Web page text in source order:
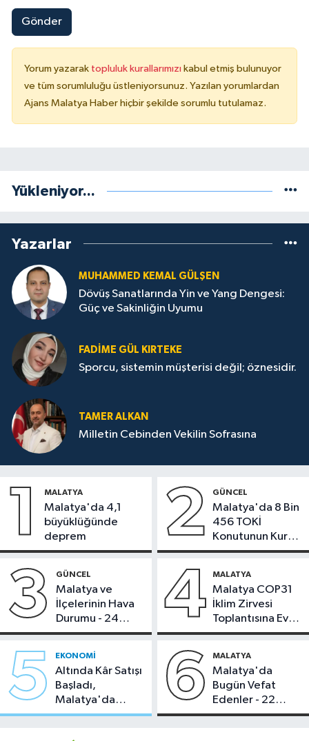
Gönder
Yorum yazarak topluluk kurallarımızı kabul etmiş bulunuyor
ve tüm sorumluluğu üstleniyorsunuz. Yazılan yorumlardan
Ajans Malatya Haber hiçbir şekilde sorumlu tutulamaz.
Yükleniyor...
Yazarlar
MUHAMMED KEMAL GÜLŞEN
Dövüş Sanatlarında Yin ve Yang Dengesi:
Güç ve Sakinliğin Uyumu
FADIME GÜL KIRTEKE
Sporcu, sistemin müşterisi değil; öznesidir.
TAMER ALKAN
Milletin Cebinden Vekilin Sofrasına
1 MALATYA
Malatya'da 4,1
büyüklüğünde
deprem
2 GÜNCEL
Malatya'da 8 Bin
456 TOKİ
Konutunun Kurası
Bugün Çekiliyor
3 GÜNCEL
Malatya ve
İlçelerinin Hava
Durumu - 24
Temmuz 2026
4 MALATYA
Malatya COP31
İklim Zirvesi
Toplantısına Ev
Sahipliği Yaptı
5 EKONOMI
Altında Kâr Satışı
Başladı,
Malatya'da
Makas Ne
6 MALATYA
Malatya'da
Bugün Vefat
Edenler - 22
Temmuz 2026